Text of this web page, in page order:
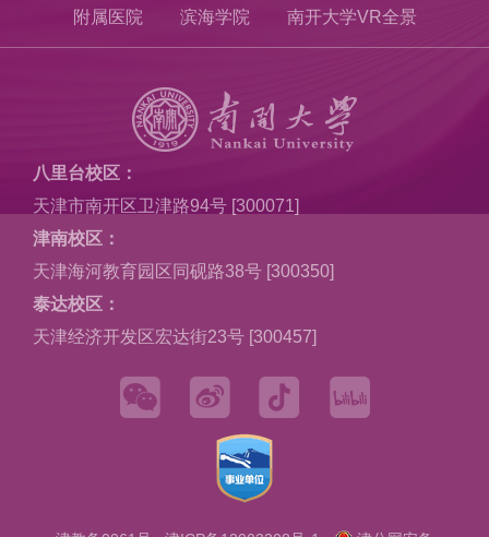
附属医院 滨海学院 南开大学VR全景
八里台校区：
天津市南开区卫津路94号 [300071]
津南校区：
天津海河教育园区同砚路38号 [300350]
泰达校区：
天津经济开发区宏达街23号 [300457]